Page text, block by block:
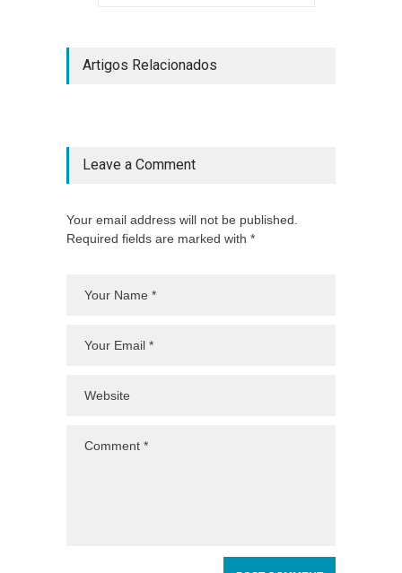
Artigos Relacionados
Leave a Comment
Your email address will not be published.
Required fields are marked with *